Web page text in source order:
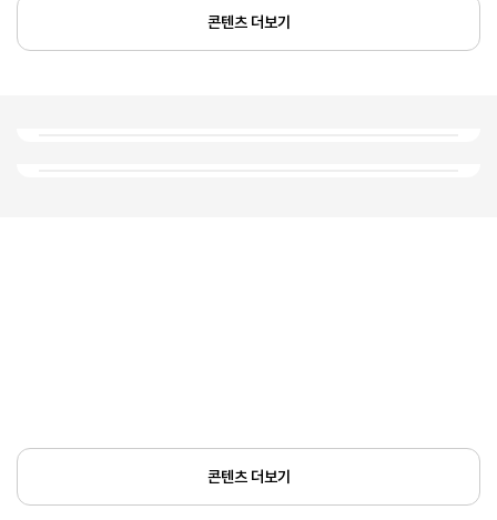
콘텐츠 더보기
콘텐츠 더보기